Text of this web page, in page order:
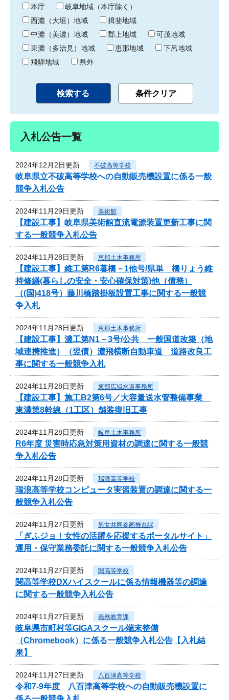
わ
り
本庁
岐阜地域（本庁除く）
西濃（大垣）地域
揖斐地域
中濃（美濃）地域
郡上地域
可茂地域
東濃（多治見）地域
恵那地域
下呂地域
飛騨地域
県外
入札公告一覧
2024年12月2日更新 不破高等学校
岐阜県立不破高等学校への自動販売機設置に係る一般
競争入札公告
2024年11月29日更新 美術館
【建設工事】岐阜県美術館直流電源装置更新工事に関
する一般競争入札公告
2024年11月28日更新 恵那土木事務所
【建設工事】維工第R6暮橋－1他号/県単 橋りょう維
持修繕(暮らしの安全・安心確保対策)他（債務）
（(国)418号）藤川橋踏掛板設置工事に関する一般競
争入札
2024年11月28日更新 恵那土木事務所
【建設工事】濃工第N1－3号/公共 一般国道改築（地
域連携推進）（翌債）濃飛横断自動車道 道路改良工
事に関する一般競争入札
2024年11月28日更新 東部広域水道事務所
【建設工事】施工B2第6号／大容量送水管整備事業
東濃第8幹線（1工区）舗装復旧工事
2024年11月28日更新 岐阜土木事務所
R6年度 災害時応急対策用資材の調達に関する一般競
争入札公告
2024年11月28日更新 瑞浪高等学校
瑞浪高等学校コンピュータ実習装置の調達に関する一
般競争入札公告
2024年11月27日更新 男女共同参画推進課
「ぎふジョ！女性の活躍を応援するポータルサイト」
運用・保守業務委託に関する一般競争入札公告
2024年11月27日更新 関高等学校
関高等学校DXハイスクールに係る情報機器等の調達
に関する一般競争入札公告
2024年11月27日更新 義務教育課
岐阜県市町村等GIGAスクール端末整備
（Chromebook）に係る一般競争入札公告【入札結
果】
2024年11月27日更新 八百津高等学校
令和7-9年度 八百津高等学校への自動販売機設置に